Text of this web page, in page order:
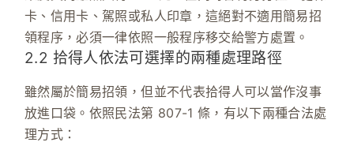
卡、信用卡、駕照或私人印章，這絕對不適用 簡易招
領程序，必須一律依照一般程序移交給警方處置。
2.2 拾得人依法可選擇的兩種處理路徑
雖然屬於簡易招領，但並不代表拾得人可以當作沒事
放進口袋。依照民法第 807-1 條 ，有以下兩種合法處
理方式：